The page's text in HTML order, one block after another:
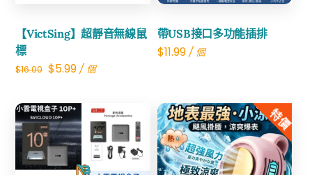
【VictSing】超靜音無線鼠
標
$16.00 Original
was:
$16.00.
$5.99Current
$5.99.
/ 個
帶USB接口多功能插排
$11.99/ 個
特價